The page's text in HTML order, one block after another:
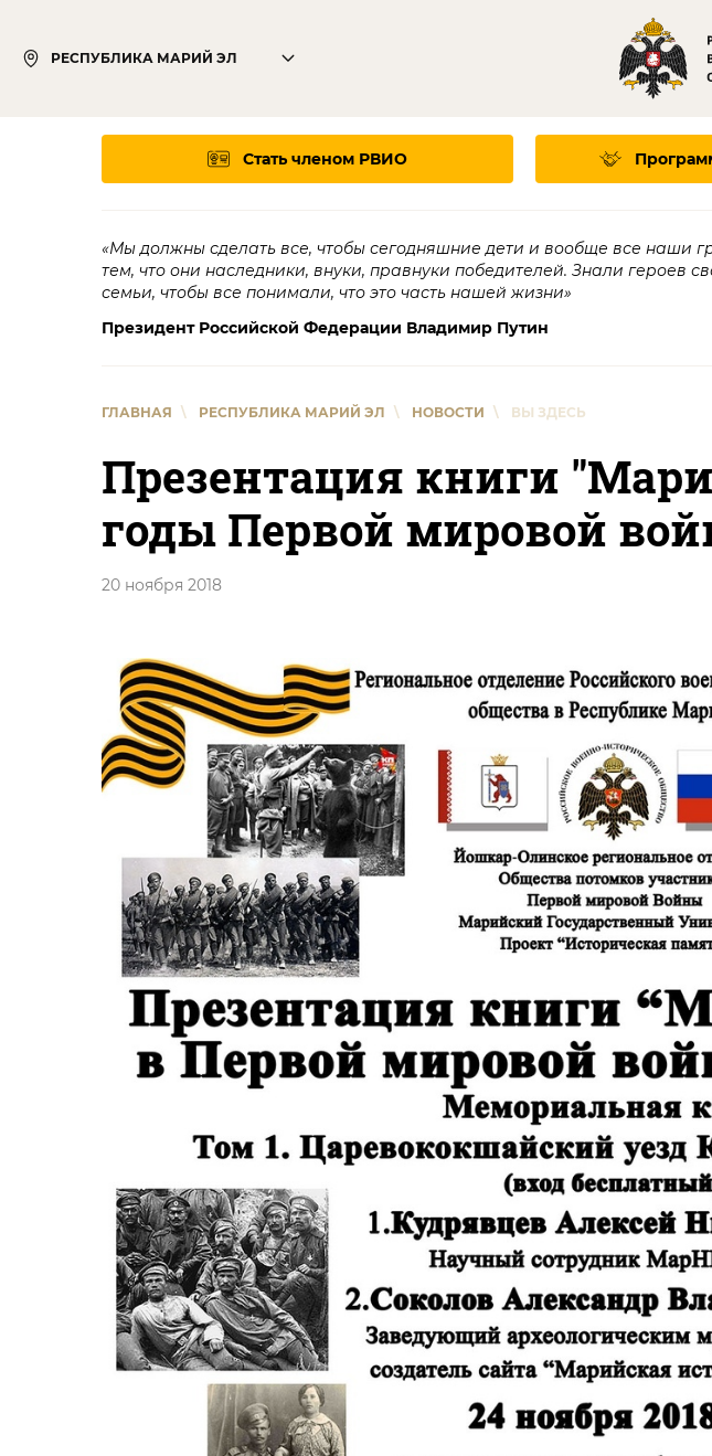
РЕСПУБЛИКА МАРИЙ ЭЛ
Стать членом РВИО
«Мы должны сделать все, чтобы сегодняшние дети и вообще все наши
тем, что они наследники, внуки, правнуки победителей. Знали героев
семьи, чтобы все понимали, что это часть нашей жизни»
Президент Российской Федерации Владимир Путин
ГЛАВНАЯ \ РЕСПУБЛИКА МАРИЙ ЭЛ \ НОВОСТИ \ ВЫ ЗДЕСЬ
Презентация книги
годы Первой мировой
20 ноября 2018